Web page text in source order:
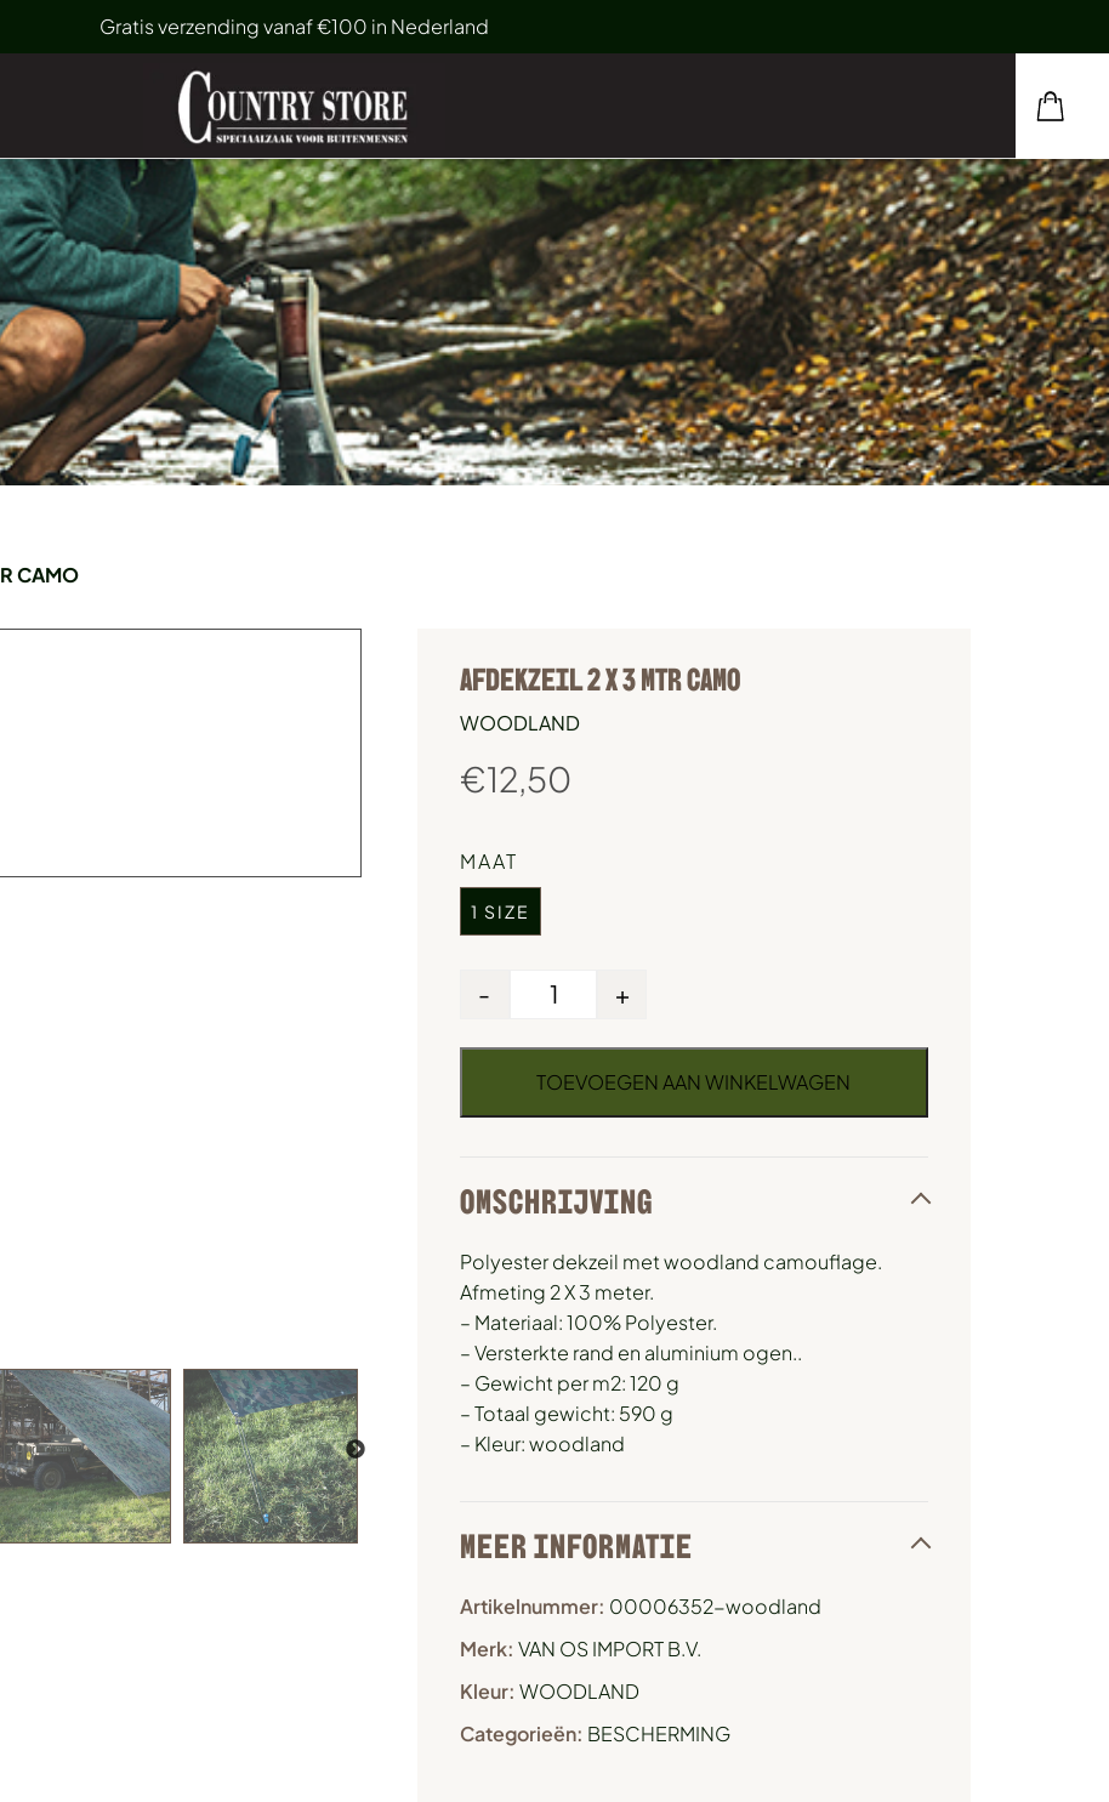
Gratis verzending vanaf €100 in Nederland
CAMO
AFDEKZEIL 2 X 3 MTR CAMO
WOODLAND
€12,50
MAAT
1 SIZE
- +
TOEVOEGEN AAN WINKELWAGEN
OMSCHRIJVING
Polyester dekzeil met woodland camouflage.
Afmeting 2 X 3 meter.
– Materiaal: 100% Polyester.
– Versterkte rand en aluminium ogen..
– Gewicht per m2: 120 g
– Totaal gewicht: 590 g
– Kleur: woodland
MEER INFORMATIE
Artikelnummer: 00006352-woodland
Merk: VAN OS IMPORT B.V.
Kleur: WOODLAND
Categorieën: BESCHERMING